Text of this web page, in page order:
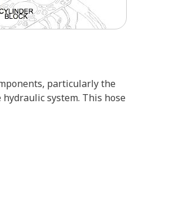
particularly the
system. This hose